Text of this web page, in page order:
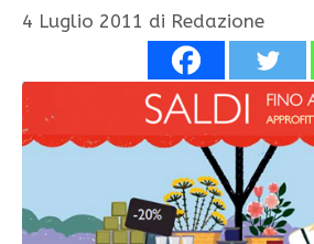
4 Luglio 2011 di Redazione